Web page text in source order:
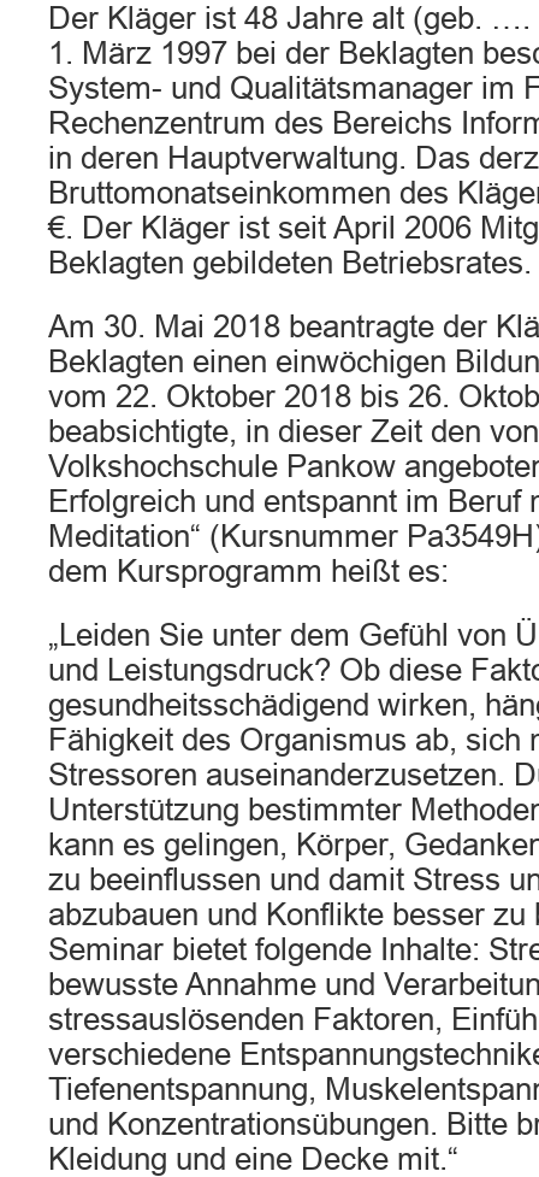
Der Kläger ist 48 Jahre alt (geb. ….
1. März 1997 bei der Beklagten
System- und Qualitätsmanager im
Rechenzentrum des Bereichs
in deren Hauptverwaltung. Das
Bruttomonatseinkommen des
€. Der Kläger ist seit April 2006
Beklagten gebildeten Betriebsrates.
Am 30. Mai 2018 beantragte der
Beklagten einen einwöchigen
vom 22. Oktober 2018 bis 26.
beabsichtigte, in dieser Zeit den
Volkshochschule Pankow
Erfolgreich und entspannt im Beruf
Meditation“ (Kursnummer
dem Kursprogramm heißt es:
„Leiden Sie unter dem Gefühl von
und Leistungsdruck? Ob diese
gesundheitsschädigend wirken,
Fähigkeit des Organismus ab, sich
Stressoren auseinanderzusetzen.
Unterstützung bestimmter
kann es gelingen, Körper,
zu beeinflussen und damit Stress
abzubauen und Konflikte besser zu
Seminar bietet folgende Inhalte:
bewusste Annahme und
stressauslösenden Faktoren,
verschiedene
Tiefenentspannung,
und Konzentrationsübungen. Bitte
Kleidung und eine Decke mit.“